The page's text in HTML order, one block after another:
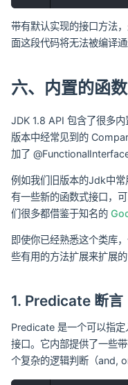
带有默认实现的接口方法
面这段代码将无法被编译通
六、内置的函
JDK 1.8 API 包含了很多
版本中经常见到的
加了
例如我们旧版本的Jdk中
有一些新的函数式接口，
们很多都借鉴于知名的
即使你已经熟悉这个类库
些有用的方法扩展来扩展的
1. Predicate 断言
Predicate 是一个可以指
接口。它内部提供了一些
个复杂的逻辑判断（and,